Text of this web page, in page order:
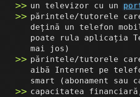
un televizor cu un
părintele/tutorele
dețină un telefon
poate rula aplicația
mai jos)
părintele/tutorele
aibă Internet pe
smart (abonament sau
capacitatea